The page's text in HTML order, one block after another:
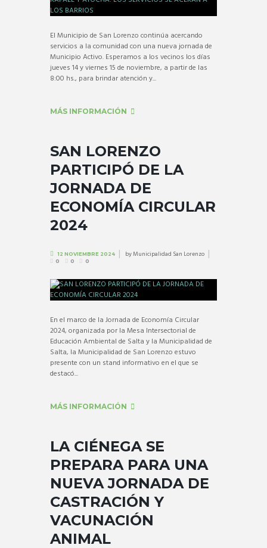
El Municipio de San Lorenzo continúa acercando
servicios a la comunidad con una nueva jornada de
Municipio Activo. Esperamos a los vecinos los días
jueves 14 y viernes 15 de noviembre, a partir de las
8:00 hs., para brindar atención y...
MÁS INFORMACIÓN
SAN LORENZO
PARTICIPÓ DE LA
JORNADA DE
ECONOMÍA CIRCULAR
2024
12 NOVIEMBRE 2024 byMunicipalidad San Lorenzo
0 0 0
En el marco de la Jornada de Economía Circular
2024, organizada por la Mesa Intersectorial de
Educación Ambiental de Salta y la Municipalidad de
Salta, la Municipalidad de San Lorenzo estuvo
presente con un stand informativo en el que se
destacó...
MÁS INFORMACIÓN
LA CIÉNEGA SE
PREPARA PARA UNA
NUEVA JORNADA DE
CASTRACIÓN Y
VACUNACIÓN
ANIMAL